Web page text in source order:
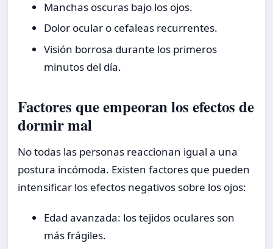
Manchas oscuras bajo los ojos.
Dolor ocular o cefaleas recurrentes.
Visión borrosa durante los primeros
minutos del día.
Factores que empeoran los efectos de
dormir mal
No todas las personas reaccionan igual a una
postura incómoda. Existen factores que pueden
intensificar los efectos negativos sobre los ojos:
Edad avanzada: los tejidos oculares son
más frágiles.